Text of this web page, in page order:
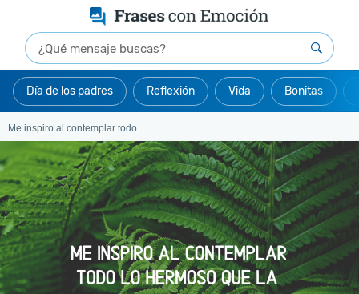
Día de los padres Reflexión Vida Bonitas
Me inspiro al contemplar todo...